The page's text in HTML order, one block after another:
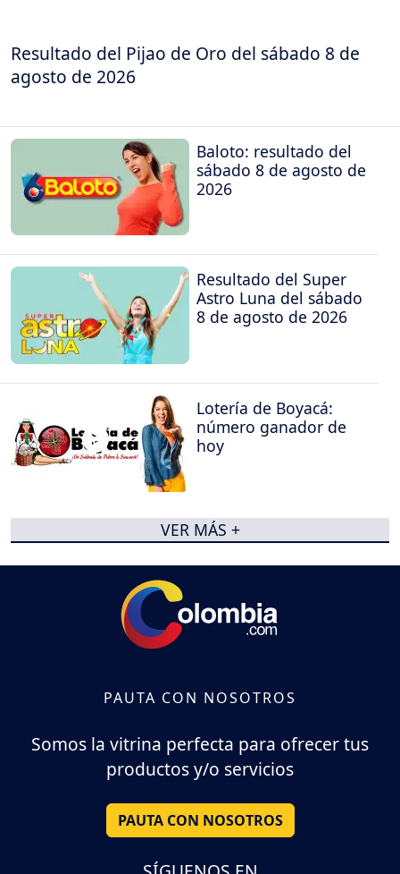
Resultado del Pijao de Oro del sábado 8 de
agosto de 2026
Baloto: resultado del
sábado 8 de agosto de
2026
Resultado del Super
Astro Luna del sábado
8 de agosto de 2026
Lotería de Boyacá:
número ganador de
hoy
VER MÁS +
PAUTA CON NOSOTROS
Somos la vitrina perfecta para ofrecer tus
productos y/o servicios
PAUTA CON NOSOTROS